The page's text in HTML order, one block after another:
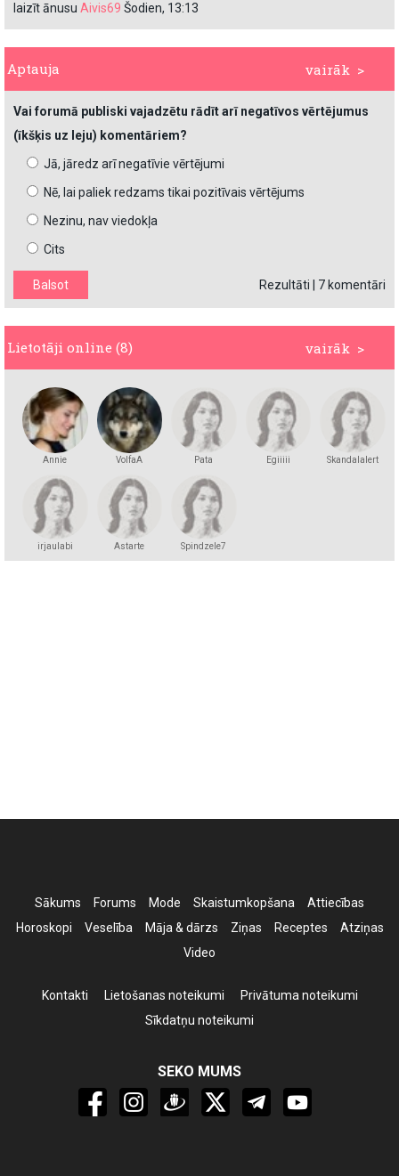
laizīt ānusu Aivis69 Šodien, 13:13
vairāk >
Aptauja
Vai forumā publiski vajadzētu rādīt arī negatīvos vērtējumus
(īkšķis uz leju) komentāriem?
Jā, jāredz arī negatīvie vērtējumi
Nē, lai paliek redzams tikai pozitīvais vērtējums
Nezinu, nav viedokļa
Cits
Rezultāti 7 komentāri
vairāk >
Lietotāji online (8)
Annie VolfaA Pata Egiiiii Skandalalert
irjaulabi Astarte Spindzele7
Sākums Forums Mode Skaistumkopšana
Attiecības
Horoskopi
Veselība Māja & dārzs Ziņas Receptes
Atziņas
Video
Kontakti Lietošanas noteikumi
Privātuma noteikumi
Sīkdatņu noteikumi
SEKO MUMS